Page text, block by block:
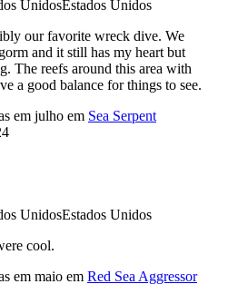
Estados Unidos
our favorite wreck dive. We
and it still has my heart but
The reefs around this area with
a good balance for things to see.
em julho em Sea Serpent
Estados Unidos
cool.
em maio em Red Sea Aggressor